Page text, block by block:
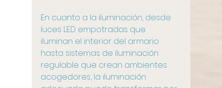
En cuanto a la iluminación, desde
luces LED empotradas que
iluminan el interior del armario
hasta sistemas de iluminación
regulable que crean ambientes
acogedores, la iluminación